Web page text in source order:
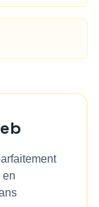
en